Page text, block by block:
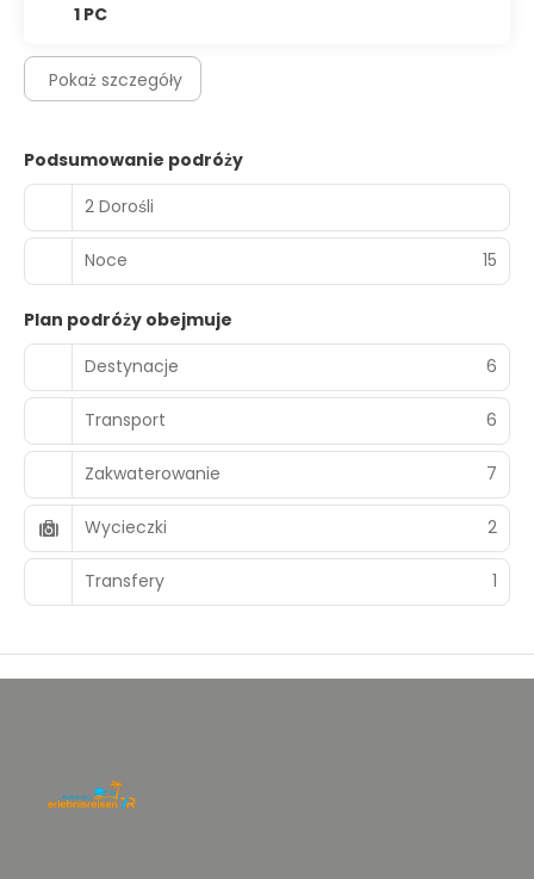
1 PC
Pokaż szczegóły
Podsumowanie podróży
2 Dorośli
Noce 15
Plan podróży obejmuje
Destynacje
6
Transport 6
Zakwaterowanie 7
Wycieczki 2
Transfery 1